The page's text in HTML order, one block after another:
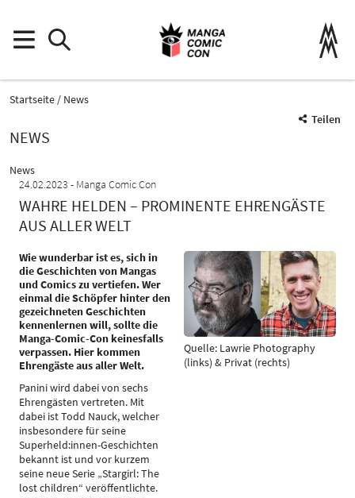
Startseite
News
Teilen
NEWS
News
24.02.2023
Manga Comic Con
WAHRE HELDEN – PROMINENTE EHRENGÄSTE
AUS ALLER WELT
Wie wunderbar ist es, sich in
die Geschichten von Mangas
und Comics zu vertiefen. Wer
einmal die Schöpfer hinter den
gezeichneten Geschichten
kennenlernen will, sollte die
Manga-Comic-Con keinesfalls
verpassen. Hier kommen
Ehrengäste aus aller Welt.
Panini wird dabei von sechs
Ehrengästen vertreten. Mit
dabei ist Todd Nauck, welcher
insbesondere für seine
Superheld:innen-Geschichten
bekannt ist und vor kurzem
seine neue Serie „Stargirl: The
lost children“ veröffentlichte.
Quelle: Lawrie Photography
(links) & Privat (rechts)